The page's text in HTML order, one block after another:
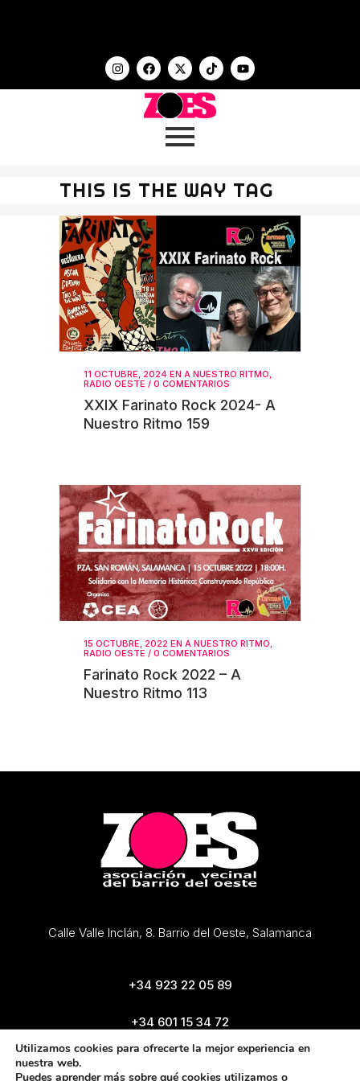
THIS IS THE WAY TAG
11 OCTUBRE, 2024 EN A NUESTRO RITMO
RADIO OESTE / 0 COMENTARIOS
XXIX Farinato Rock 2024- A
Nuestro Ritmo 159
15 OCTUBRE, 2022 EN A NUESTRO RITMO
RADIO OESTE / 0 COMENTARIOS
Farinato Rock 2022 – A
Nuestro Ritmo 113
Calle Valle Inclán, 8. Barrio del Oeste, Salamanca
+34 923 22 05 89
+34 601 15 34 72
Utilizamos cookies para ofrecerte la mejor experiencia en
nuestra web.
Puedes aprender más sobre qué cookies utilizamos o